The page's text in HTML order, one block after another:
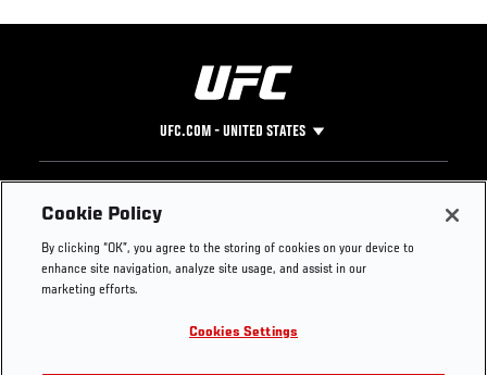
UFC.COM - UNITED STATES
Footer
UFC
UFC Foundation
UFC Careers
Store
Instagram
YouTube
TikTok
Press
Cookie Policy
By clicking “OK”, you agree to the storing of cookies on your device to
enhance site navigation, analyze site usage, and assist in our
marketing efforts.
Cookies Settings